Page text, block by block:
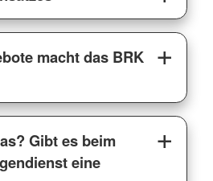
macht das BRK
Gibt es beim
eine